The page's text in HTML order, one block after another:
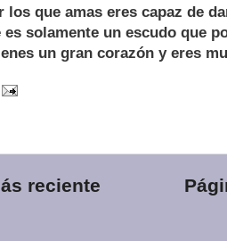
los que amas eres capaz de
solamente un escudo que
un gran corazón y eres
reciente